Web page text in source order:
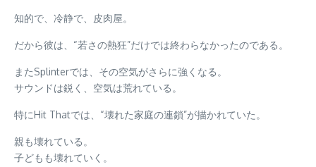
知的で、冷静で、皮肉屋。
だから彼は、“若さの熱狂”だけでは終わらなかったのである。
またSplinterでは、その空気がさらに強くなる。
サウンドは鋭く、空気は荒れている。
特にHit Thatでは、“壊れた家庭の連鎖”が描かれていた。
親も壊れている。
子どもも壊れていく。